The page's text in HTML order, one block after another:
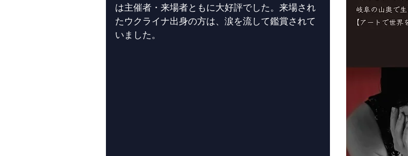
は主催者・来場者ともに大好評でした。来場され
たウクライナ出身の方は、涙を流して鑑賞されて
いました。